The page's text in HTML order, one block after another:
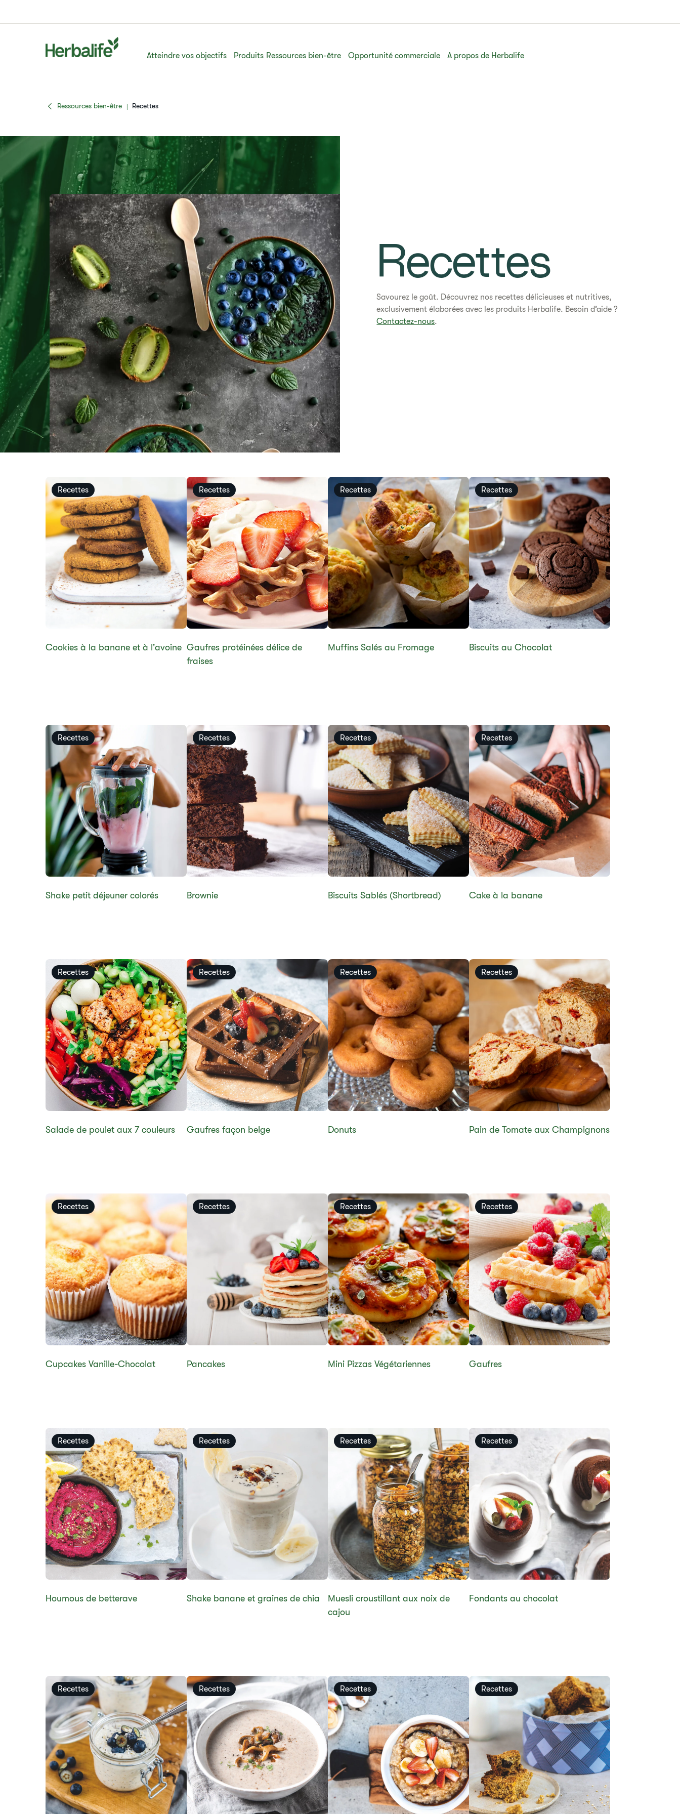
Atteindre vos objectifs Produits Ressources bien-être Opportunité commerciale A propos de Herbalife
Ressources bien-être | Recettes
Recettes
Savourez le goût. Découvrez nos recettes délicieuses et nutritives,
exclusivement élaborées avec les produits Herbalife. Besoin d’aide ?
Contactez-nous.
Recettes
​Cookies à la banane et à l'avoine​
Recettes
Gaufres protéinées délice de
fraises
Recettes
Muffins Salés au Fromage
Recettes
​​Biscuits au Chocolat​
Recettes
​​Shake petit déjeuner colorés​
Recettes
Brownie
Recettes
​​Biscuits Sablés (Shortbread)​
Recettes
​Cake à la banane
Recettes
Salade de poulet aux 7 couleurs
Recettes
​Gaufres façon belge
Recettes
​​Donuts​
Recettes
​​Pain de Tomate aux Champignons​
Recettes
​Cupcakes Vanille-Chocolat
Recettes
​​Pancakes​
Recettes
​​Mini Pizzas Végétariennes​
Recettes
Gaufres
Recettes
Houmous de betterave
Recettes
​Shake banane et graines de chia
Recettes
​​Muesli croustillant aux noix de
cajou
Recettes
​Fondants au chocolat
Recettes Recettes Recettes Recettes